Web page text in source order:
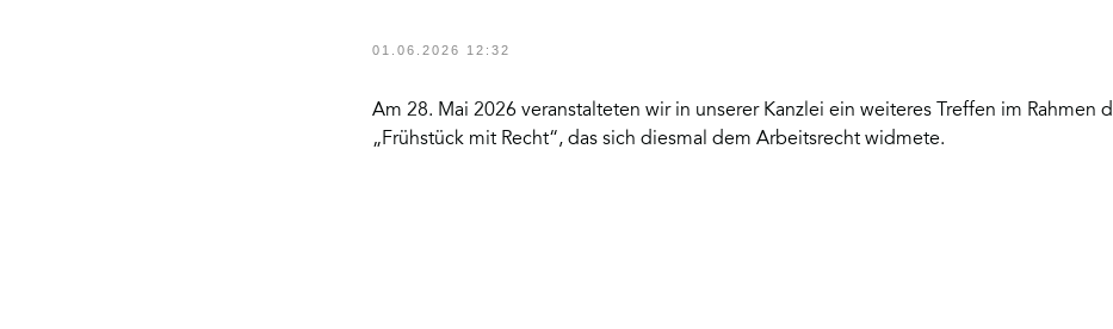
01.06.2026 12:32
Am 28. Mai 2026 veranstalteten wir in unserer Kanzlei ein weiteres Treffen im Rahmen
„Frühstück mit Recht“, das sich diesmal dem Arbeitsrecht widmete.